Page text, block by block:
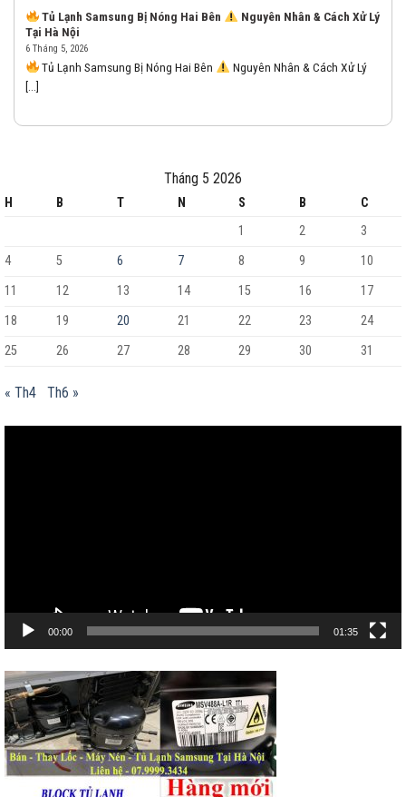
Tủ Lạnh Samsung Bị Nóng Hai Bên
Nguyên Nhân & Cách Xử Lý
Tại Hà Nội
6 Tháng 5, 2026
Tủ Lạnh Samsung Bị Nóng Hai Bên
Nguyên Nhân & Cách Xử Lý
[...]
Tháng 5 2026
H B T N S B
C
1
2
3
4
5 6 7 8 9
10
11
12 13 14 15 16
17
18
19 20 21 22 23
24
25
26 27 28 29 30 31
« Th4 Th6 »
00:00 01:35